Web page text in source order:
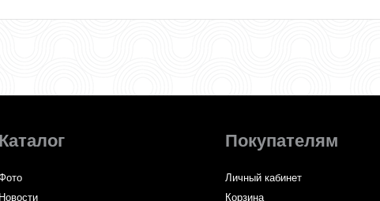
Каталог
Новости
Покупателям
Личный кабинет
Корзина